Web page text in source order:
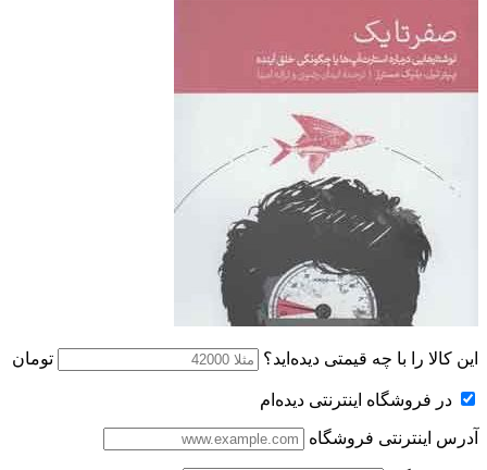
این کالا را با چه قیمتی دیده‌اید؟ تومان
در فروشگاه اینترنتی دیده‌ام
آدرس اینترنتی فروشگاه